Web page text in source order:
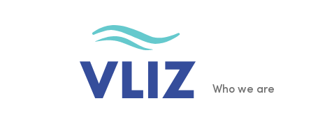
Main
Who we are